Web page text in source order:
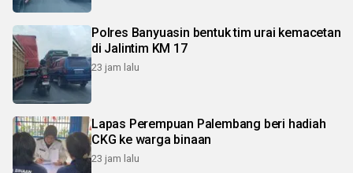
Polres Banyuasin bentuk tim urai kemacetan
di Jalintim KM 17
23 jam lalu
Lapas Perempuan Palembang beri hadiah
CKG ke warga binaan
23 jam lalu